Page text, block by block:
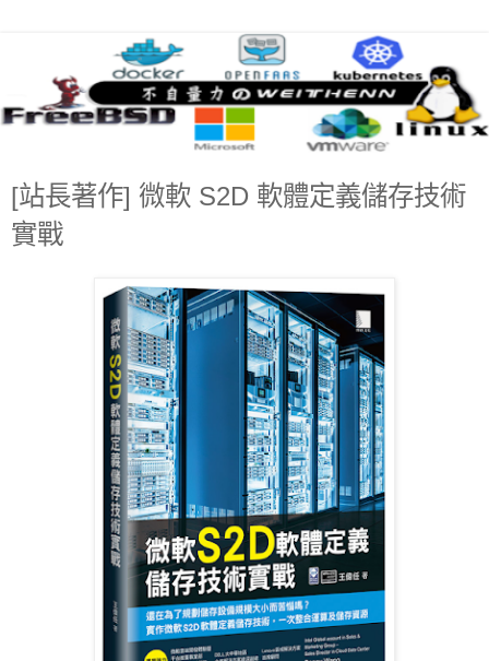
[站長著作] 微軟 S2D 軟體定義儲存技術
實戰